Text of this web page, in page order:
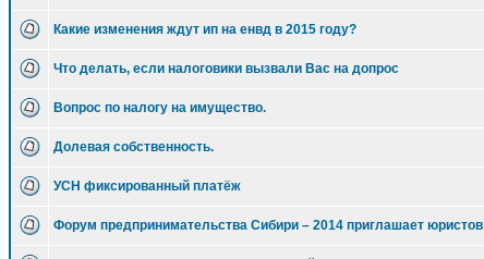
Какие изменения ждут ип на енвд в 2015 году?
Что делать, если налоговики вызвали Вас на допрос
Вопрос по налогу на имущество.
Долевая собственность.
УСН фиксированный платёж
Форум предпринимательства Сибири – 2014 приглашает юристов